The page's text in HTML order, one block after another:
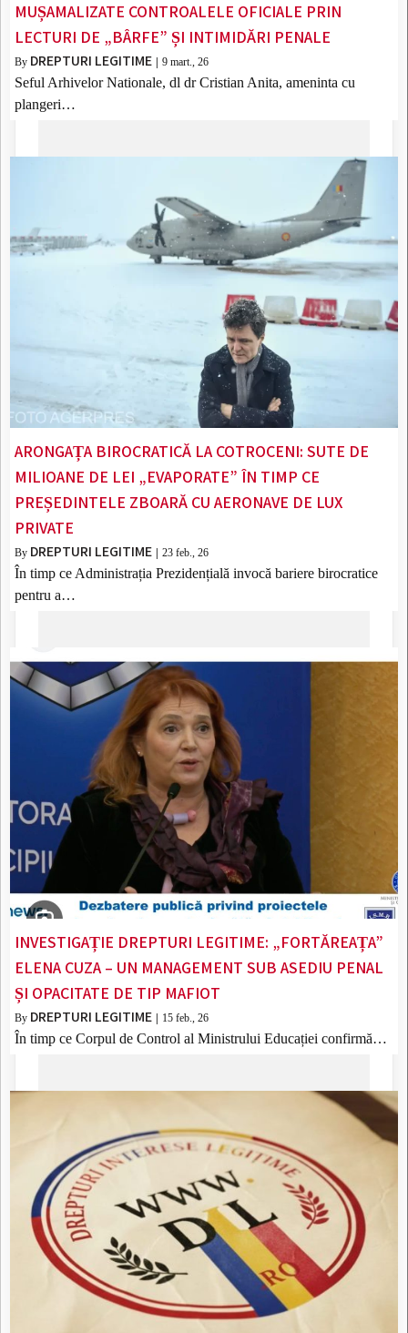
MUȘAMALIZATE CONTROALELE OFICIALE PRIN
LECTURI DE „BÂRFE” ȘI INTIMIDĂRI PENALE
By DREPTURI LEGITIME 9 mart., 26
Seful Arhivelor Nationale, dl dr Cristian Anita, ameninta cu
plangeri…
ARONGAȚA BIROCRATICĂ LA COTROCENI: SUTE DE
MILIOANE DE LEI „EVAPORATE” ÎN TIMP CE
PREȘEDINTELE ZBOARĂ CU AERONAVE DE LUX
PRIVATE
By DREPTURI LEGITIME 23 feb., 26
În timp ce Administrația Prezidențială invocă bariere birocratice
pentru a…
INVESTIGAȚIE DREPTURI LEGITIME: „FORTĂREAȚA”
ELENA CUZA – UN MANAGEMENT SUB ASEDIU PENAL
ȘI OPACITATE DE TIP MAFIOT
By DREPTURI LEGITIME 15 feb., 26
În timp ce Corpul de Control al Ministrului Educației confirmă…